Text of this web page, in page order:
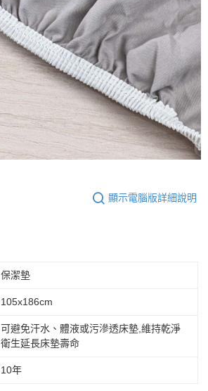
顯示電腦版詳細說明
保潔墊
105x186cm
可避免汗水、體液或污滲透床墊,維持乾淨
衛生延長床墊壽命
10年